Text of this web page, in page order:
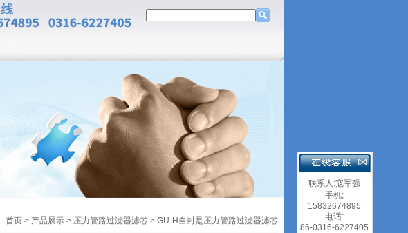
首页 > 产品展示 > 压力管路过滤器滤芯 > GU-H自封是压力管路过滤器滤芯
联系人:寇军强
手机;
15832674895
电话:
86-0316-6227405